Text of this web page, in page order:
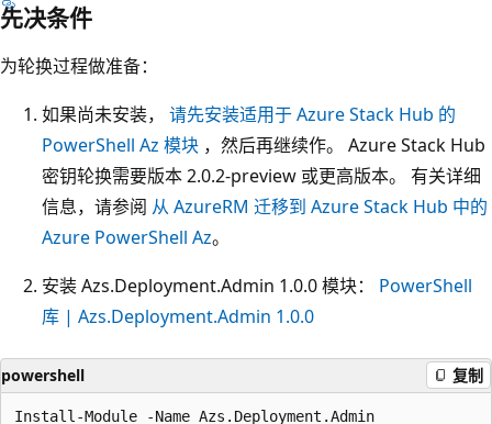
先决条件
为轮换过程做准备：
如果尚未安装， 请先安装适用于 Azure Stack Hub 的
PowerShell Az 模块 ，然后再继续作。 Azure Stack Hub
密钥轮换需要版本 2.0.2-preview 或更高版本。 有关详细
信息，请参阅 从 AzureRM 迁移到 Azure Stack Hub 中的
Azure PowerShell Az。
安装 Azs.Deployment.Admin 1.0.0 模块： PowerShell
库 | Azs.Deployment.Admin 1.0.0
powershell 复制